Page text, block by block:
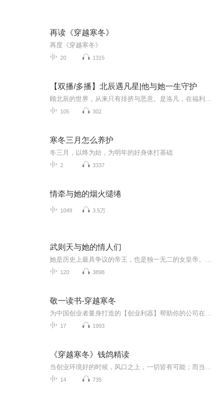
再读《穿越寒冬》
再度《穿越寒冬》
20 1315
【双播/多播】北辰遇凡星|他与她一生守护
105 302
寒冬三月怎么养护
冬三月，以终为始，为明年的好身体打基础
2 3337
情牵与她的烟火缱绻
1049 3.5万
武则天与她的情人们
120 3898
敬一读书-穿越寒冬
17 1993
《穿越寒冬》钱鸽精读
14 735